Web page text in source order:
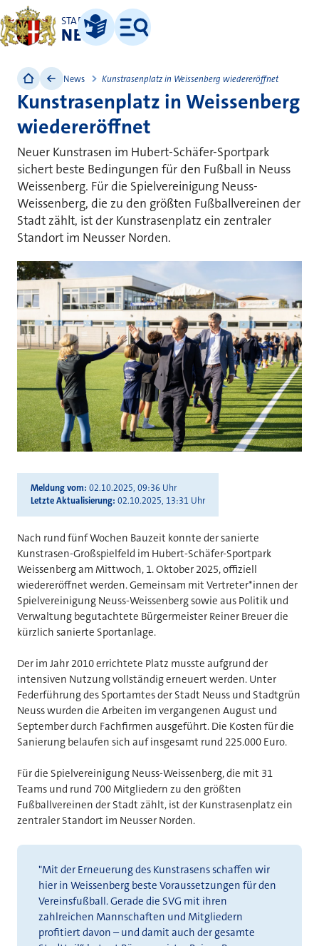
STADT
NEUSS
Leichte Sprache
Menü
News Kunstrasenplatz in Weissenberg wiedereröffnet
Kunstrasenplatz in Weissenberg
wiedereröffnet
Neuer Kunstrasen im Hubert-Schäfer-Sportpark
sichert beste Bedingungen für den Fußball in Neuss
Weissenberg. Für die Spielvereinigung Neuss-
Weissenberg, die zu den größten Fußballvereinen der
Stadt zählt, ist der Kunstrasenplatz ein zentraler
Standort im Neusser Norden.
Meldung vom 02.10.2025, 09:36 Uhr
Letzte Aktualisierung 02.10.2025, 13:31 Uhr
Nach rund fünf Wochen Bauzeit konnte der sanierte
Kunstrasen-Großspielfeld im Hubert-Schäfer-Sportpark
Weissenberg am Mittwoch, 1. Oktober 2025, offiziell
wiedereröffnet werden. Gemeinsam mit Vertreter*innen der
Spielvereinigung Neuss-Weissenberg sowie aus Politik und
Verwaltung begutachtete Bürgermeister Reiner Breuer die
kürzlich sanierte Sportanlage.
Der im Jahr 2010 errichtete Platz musste aufgrund der
intensiven Nutzung vollständig erneuert werden. Unter
Federführung des Sportamtes der Stadt Neuss und Stadtgrün
Neuss wurden die Arbeiten im vergangenen August und
September durch Fachfirmen ausgeführt. Die Kosten für die
Sanierung belaufen sich auf insgesamt rund 225.000 Euro.
Für die Spielvereinigung Neuss-Weissenberg, die mit 31
Teams und rund 700 Mitgliedern zu den größten
Fußballvereinen der Stadt zählt, ist der Kunstrasenplatz ein
zentraler Standort im Neusser Norden.
"Mit der Erneuerung des Kunstrasens schaffen wir
hier in Weissenberg beste Voraussetzungen für den
Vereinsfußball. Gerade die SVG mit ihren
zahlreichen Mannschaften und Mitgliedern
profitiert davon – und damit auch der gesamte